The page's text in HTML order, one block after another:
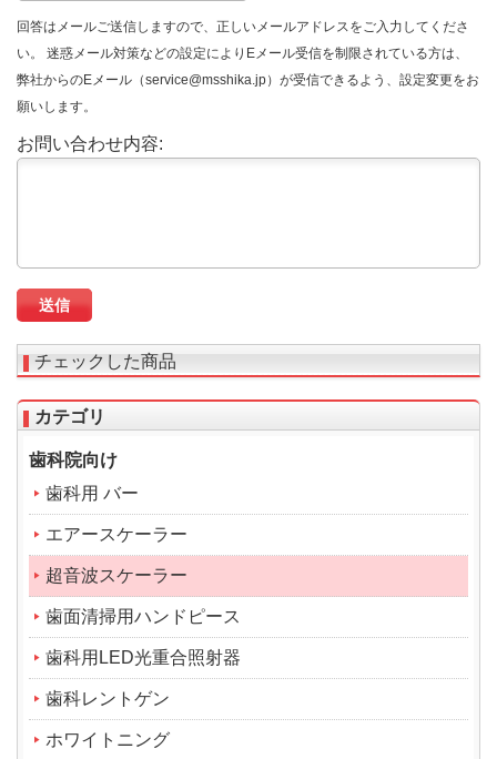
回答はメールご送信しますので、正しいメールアドレスをご入力してくださ
い。 迷惑メール対策などの設定によりEメール受信を制限されている方は、
弊社からのEメール（service@msshika.jp）が受信できるよう、設定変更をお
願いします。
お問い合わせ内容:
チェックした商品
カテゴリ
歯科院向け
歯科用 バー
エアースケーラー
超音波スケーラー
歯面清掃用ハンドピース
歯科用LED光重合照射器
歯科レントゲン
ホワイトニング